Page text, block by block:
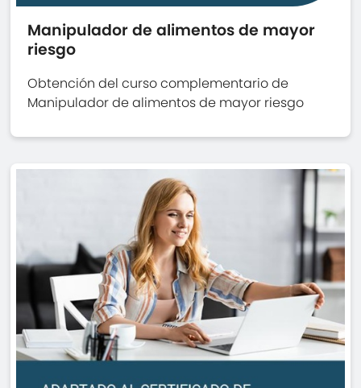
Manipulador de alimentos de mayor
riesgo
Obtención del curso complementario de
Manipulador de alimentos de mayor riesgo